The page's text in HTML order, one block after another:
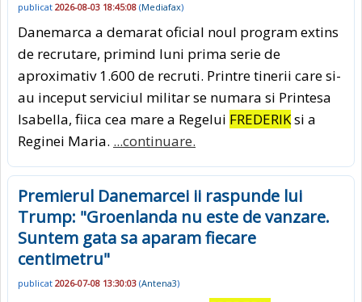
publicat 2026-08-03 18:45:08 (Mediafax)
Danemarca a demarat oficial noul program extins
de recrutare, primind luni prima serie de
aproximativ 1.600 de recruti. Printre tinerii care si-
au inceput serviciul militar se numara si Printesa
Isabella, fiica cea mare a Regelui FREDERIKsi a
Reginei Maria. ...continuare.
Premierul Danemarcei ii raspunde lui
Trump: "Groenlanda nu este de vanzare.
Suntem gata sa aparam fiecare
centimetru"
publicat 2026-07-08 13:30:03 (Antena3)